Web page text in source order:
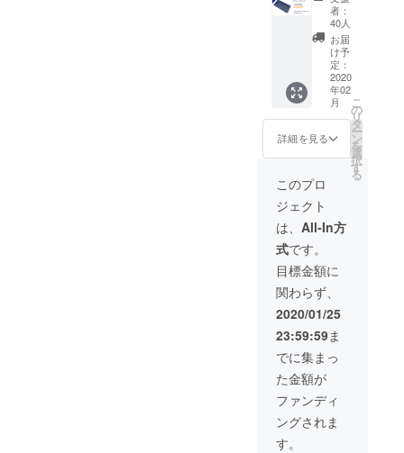
ださ
い。 ・
支援者
様の住
所入力
ミスに
よる再
配送 ・
支援者
様都合
かった
再配送
ます。
※送料無
料(国内
のみ) 下
記のよ
うなご
支援者
様都合
の場
合、追
着払い
(代金引
換)にて
お送り
いたし
ます。
予めご
了承く
ださ
い。 ・
支援者
様の住
所入力
ミスに
よる再
配送 ・
支援者
様都合
5,500円
(税込)か
ら
23%OF
F(1,265
円引
き）の
4,235円
にてお
届け致
しま
す。 ・
ビズ
レット
×1 ※仕
様は一
部変更
になる
可能性
があり
ます。
※送料無
料(国内
のみ) 下
記のよ
うなご
支援者
様都合
の場
合、追
者：
40人
お届
け予
定：
2020
年02
月
詳細を見る
こ
の
リ
タ
ー
ン
を
選
択
す
る
このプロ
ジェクト
は、 All-In方
式です。
目標金額に
関わらず、
2020/01/25
23:59:59ま
でに集まっ
た金額が
ファンディ
ングされま
す。